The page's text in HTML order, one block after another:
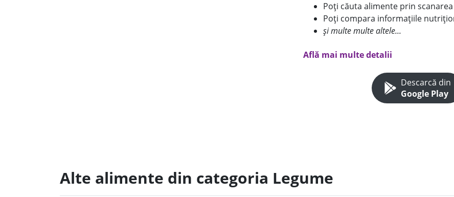
Poți căuta alimente prin
Poți compara informațiile
și multe multe altele...
Află mai multe detalii
Descarcă din
Google Play
Alte alimente din categoria Legume